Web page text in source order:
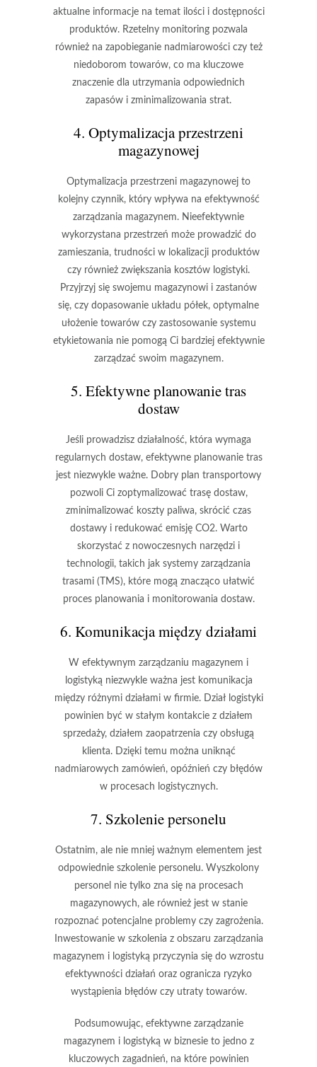
aktualne informacje na temat ilości i dostępności
produktów. Rzetelny monitoring pozwala
również na zapobieganie nadmiarowości czy też
niedoborom towarów, co ma kluczowe
znaczenie dla utrzymania odpowiednich
zapasów i zminimalizowania strat.
4. Optymalizacja przestrzeni
magazynowej
Optymalizacja przestrzeni magazynowej to
kolejny czynnik, który wpływa na efektywność
zarządzania magazynem. Nieefektywnie
wykorzystana przestrzeń może prowadzić do
zamieszania, trudności w lokalizacji produktów
czy również zwiększania kosztów logistyki.
Przyjrzyj się swojemu magazynowi i zastanów
się, czy dopasowanie układu półek, optymalne
ułożenie towarów czy zastosowanie systemu
etykietowania nie pomogą Ci bardziej efektywnie
zarządzać swoim magazynem.
5. Efektywne planowanie tras
dostaw
Jeśli prowadzisz działalność, która wymaga
regularnych dostaw, efektywne planowanie tras
jest niezwykle ważne. Dobry plan transportowy
pozwoli Ci zoptymalizować trasę dostaw,
zminimalizować koszty paliwa, skrócić czas
dostawy i redukować emisję CO2. Warto
skorzystać z nowoczesnych narzędzi i
technologii, takich jak systemy zarządzania
trasami (TMS), które mogą znacząco ułatwić
proces planowania i monitorowania dostaw.
6. Komunikacja między działami
W efektywnym zarządzaniu magazynem i
logistyką niezwykle ważna jest komunikacja
między różnymi działami w firmie. Dział logistyki
powinien być w stałym kontakcie z działem
sprzedaży, działem zaopatrzenia czy obsługą
klienta. Dzięki temu można uniknąć
nadmiarowych zamówień, opóźnień czy błędów
w procesach logistycznych.
7. Szkolenie personelu
Ostatnim, ale nie mniej ważnym elementem jest
odpowiednie szkolenie personelu. Wyszkolony
personel nie tylko zna się na procesach
magazynowych, ale również jest w stanie
rozpoznać potencjalne problemy czy zagrożenia.
Inwestowanie w szkolenia z obszaru zarządzania
magazynem i logistyką przyczynia się do wzrostu
efektywności działań oraz ogranicza ryzyko
wystąpienia błędów czy utraty towarów.
Podsumowując, efektywne zarządzanie
magazynem i logistyką w biznesie to jedno z
kluczowych zagadnień, na które powinien